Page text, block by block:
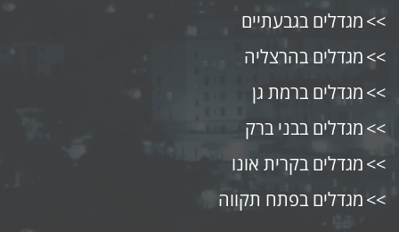
מגדלים בגבעתיים
מגדלים בהרצליה
מגדלים ברמת גן
מגדלים בבני ברק
מגדלים בקרית אונו
מגדלים בפתח תקווה